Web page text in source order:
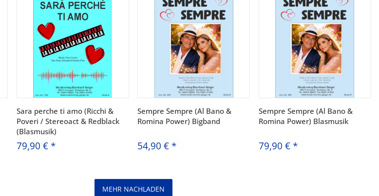
Sara perche ti amo (Ricchi &
Poveri / Stereoact & Redblack
(Blasmusik)
79,90 € *
Sempre Sempre (Al Bano &
Romina Power) Bigband
54,90 € *
Sempre Sempre (Al Bano &
Romina Power) Blasmusik
79,90 € *
MEHR NACHLADEN